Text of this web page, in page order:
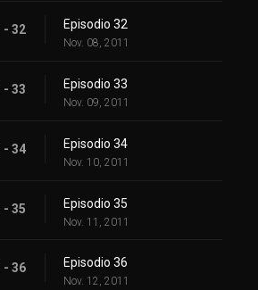
- 32 Episodio 32
Nov. 08, 2011
- 33 Episodio 33
Nov. 09, 2011
- 34 Episodio 34
Nov. 10, 2011
- 35 Episodio 35
Nov. 11, 2011
- 36 Episodio 36
Nov. 12, 2011